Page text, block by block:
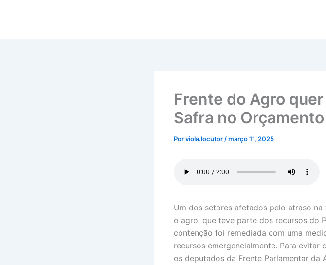
Frente do Agro
Safra no Orçamento
Porviola.locutor /março 11, 2025
Um dos setores afetados pelo atraso
o agro, que teve parte dos recursos do
contenção foi remediada com uma
recursos emergencialmente. Para
os deputados da Frente Parlamentar